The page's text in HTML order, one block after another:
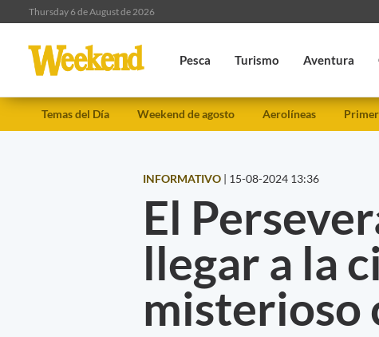
Thursday 6 de August de 2026
Pesca Turismo Aventura
Temas del Día Weekend de agosto Aerolíneas
INFORMATIVO | 15-08-2024 13:36
El
llegar a la
misterioso